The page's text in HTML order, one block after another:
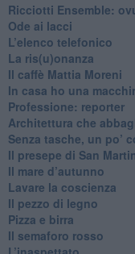
​Ricciotti Ensemble:
Ode ai lacci
​L’elenco telefonico
​La ris(u)onanza
​Il caffè Mattia Moreni
​In casa ho una
Professione: reporter
Architettura che
​Senza tasche, un po’
​Il presepe di San
​Il mare d’autunno
​Lavare la coscienza
​Il pezzo di legno
​Pizza e birra
​Il semaforo rosso